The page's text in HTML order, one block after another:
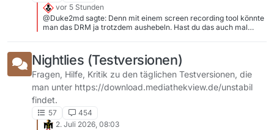
vor 5 Stunden
@Duke2md sagte: Denn mit einem screen recording tool könnte
man das DRM ja trotzdem aushebeln. Hast du das auch mal
oder FairPlay geschützte Streams nicht abgreifen…
Nightlies (Testversionen)
Fragen, Hilfe, Kritik zu den täglichen Testversionen, die
man unter https://download.mediathekview.de/unstabil
findet.
57
454
2. Juli 2026, 08:03